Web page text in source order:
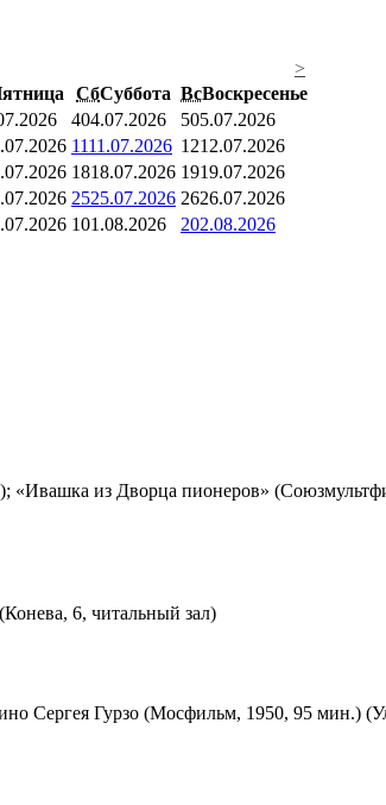
>
СбСуббота ВсВоскресенье
404.07.2026 505.07.2026
1111.07.2026 1212.07.2026
1818.07.2026 1919.07.2026
2525.07.2026 2626.07.2026
101.08.2026 202.08.2026
из Дворца пионеров»
6, читальный зал)
Сергея Гурзо (Мосфильм, 1950, 95 мин.)